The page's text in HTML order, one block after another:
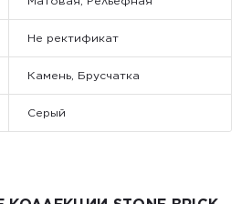
Не ректификат
Камень, Брусчатка
Серый